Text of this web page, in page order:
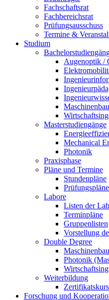
Fachschaftsrat
Fachbereichsrat
Prüfungsausschuss
Termine &
Studium
Augenoptik /
Maschinenbau
Masterstudiengänge
Mechanical
Photonik
Praxisphase
Pläne und Termine
Stundenpläne
Prüfungspläne
Labore
Listen der
Terminpläne
Gruppenlisten
Vorstellung
Double Degree
Photonik
Weiterbildung
Forschung und